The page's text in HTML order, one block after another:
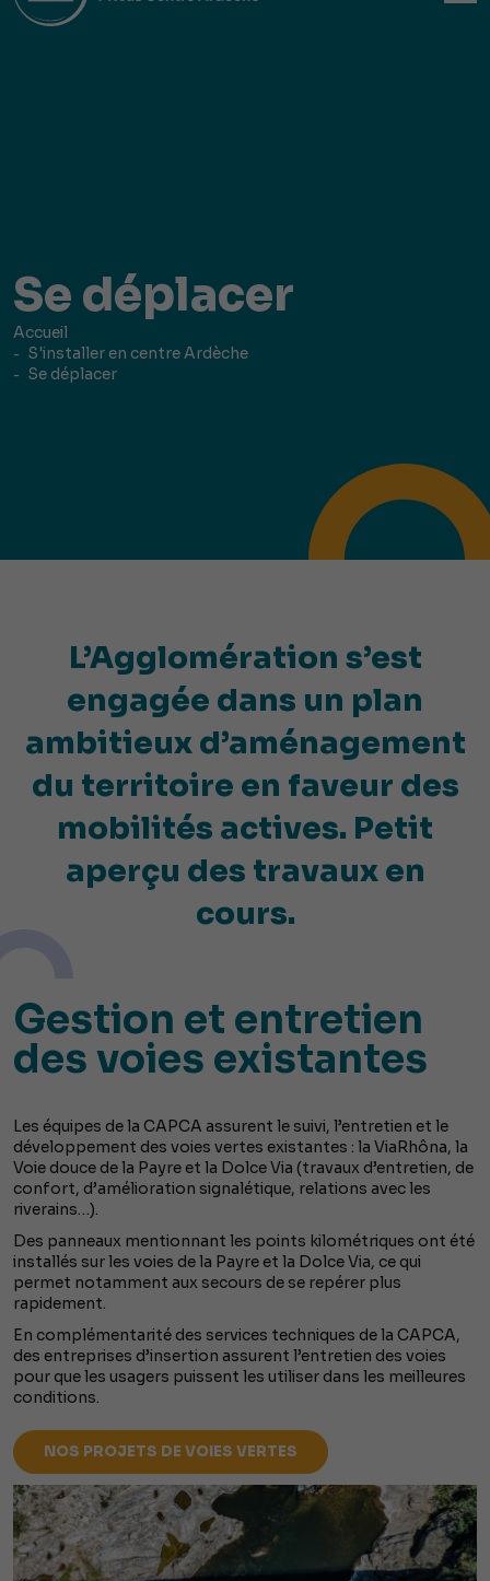
Se déplacer
Accueil
S'installer en centre Ardèche
Se déplacer
L’Agglomération s’est
engagée dans un plan
ambitieux d’aménagement
du territoire en faveur des
mobilités actives. Petit
aperçu des travaux en
cours.
Gestion et entretien
des voies existantes
Les équipes de la CAPCA assurent le suivi, l’entretien et le
développement des voies vertes existantes : la ViaRhôna, la
Voie douce de la Payre et la Dolce Via (travaux d’entretien, de
confort, d’amélioration signalétique, relations avec les
riverains…).
Des panneaux mentionnant les points kilométriques ont été
installés sur les voies de la Payre et la Dolce Via, ce qui
permet notamment aux secours de se repérer plus
rapidement.
En complémentarité des services techniques de la CAPCA,
des entreprises d’insertion assurent l’entretien des voies
pour que les usagers puissent les utiliser dans les meilleures
conditions.
NOS PROJETS DE VOIES VERTES